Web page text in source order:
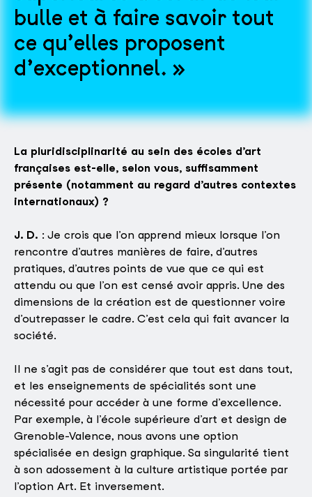
bulle et à faire savoir tout
ce qu’elles proposent
d’exceptionnel.
La pluridisciplinarité au sein des écoles d’art
françaises est-elle, selon vous, suffisamment
présente (notamment au regard d’autres contextes
internationaux) ?
J. D. : Je crois que l’on apprend mieux lorsque l’on
rencontre d’autres manières de faire, d’autres
pratiques, d’autres points de vue que ce qui est
attendu ou que l’on est censé avoir appris. Une des
dimensions de la création est de questionner voire
d’outrepasser le cadre. C’est cela qui fait avancer la
société.
Il ne s’agit pas de considérer que tout est dans tout,
et les enseignements de spécialités sont une
nécessité pour accéder à une forme d’excellence.
Par exemple, à l’école supérieure d’art et design de
Grenoble-Valence, nous avons une option
spécialisée en design graphique. Sa singularité tient
à son adossement à la culture artistique portée par
l’option Art. Et inversement.